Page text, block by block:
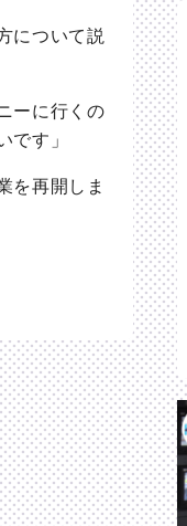
について説
ーに行くの
です」
を再開しま